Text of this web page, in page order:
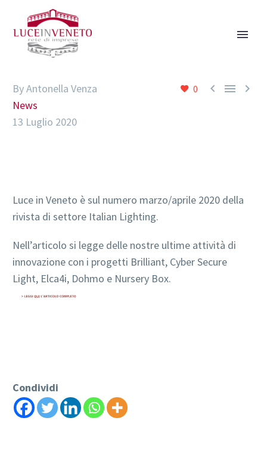
0   
By Antonella Venza
News
13 Luglio 2020
Luce in Veneto è sul numero marzo/aprile 2020 della
rivista di settore Italian Lighting.
Nell’articolo si legge delle nostre ultime attività di
innovazione con i progetti Brilliant, Cyber Secure
Light, Elca4i, Dohmo e Nursery Box.
Condividi